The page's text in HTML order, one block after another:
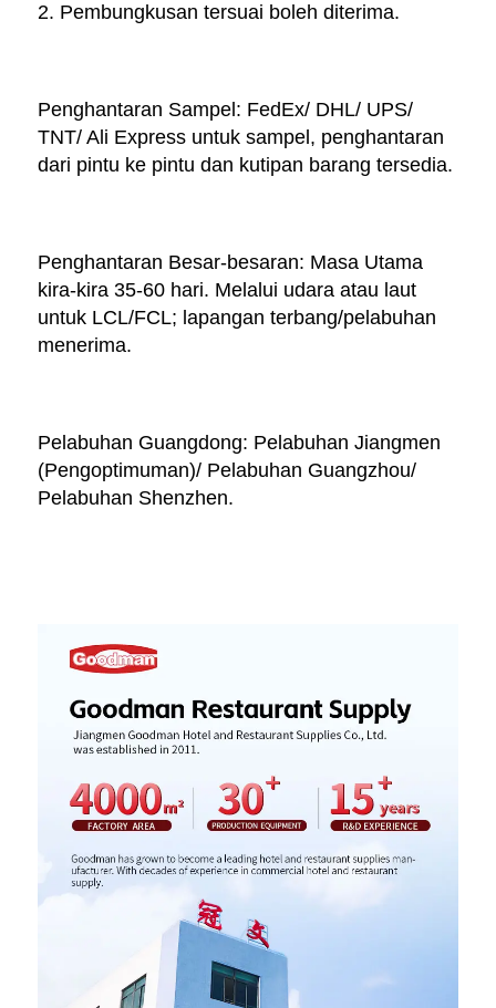
2. Pembungkusan tersuai boleh diterima.
Penghantaran Sampel: FedEx/ DHL/ UPS/
TNT/ Ali Express untuk sampel, penghantaran
dari pintu ke pintu dan kutipan barang tersedia.
Penghantaran Besar-besaran: Masa Utama
kira-kira 35-60 hari. Melalui udara atau laut
untuk LCL/FCL; lapangan terbang/pelabuhan
menerima.
Pelabuhan Guangdong: Pelabuhan Jiangmen
(Pengoptimuman)/ Pelabuhan Guangzhou/
Pelabuhan Shenzhen.